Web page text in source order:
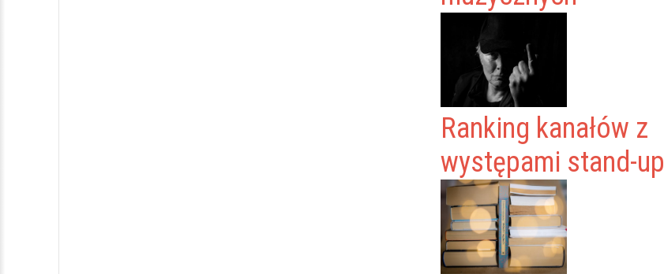
Ranking kanałów z
występami stand-up